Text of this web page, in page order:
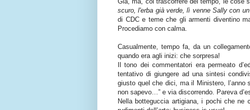
scuro, l'erba già verde, lì venne Sally con
di CDC e teme che gli armenti diventino
Procediamo con calma.
Casualmente, tempo fa, da un
quando era agli inizi: che sorpresa!
Il tono dei commentatori era permeato
tentativo di giungere ad una sintesi
giusto quel che dici, ma il Ministero,
non sapevo…” e via discorrendo. Pareva
Nella botteguccia artigiana, i pochi che ne